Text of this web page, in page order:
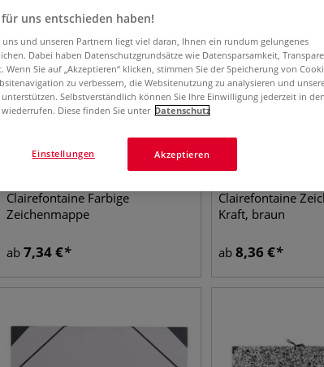
Clairefontaine Farbige
Zeichenmappe
ab 7,34€
Clairefontaine
Kraft, braun
ab 8,36 €
für uns entschieden haben!
uns und unseren Partnern liegt viel daran, Ihnen ein rundum gelungenes
Dabei haben Datenschutzgrundsätze wie Datensparsamkeit,
Sie auf „Akzeptieren“ klicken, stimmen Sie der Speicherung von
zu verbessern, die Websitenutzung zu analysieren und
Selbstverständlich können Sie Ihre Einwilligung jederzeit in den
Diese finden Sie unter Datenschutz
Akzeptieren
Einstellungen